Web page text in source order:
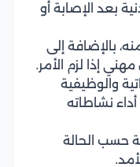
بعد الإصابة أو
بالإضافة إلى
إذا لزم الأمر.
والوظيفية
نشاطاته
حسب الحالة